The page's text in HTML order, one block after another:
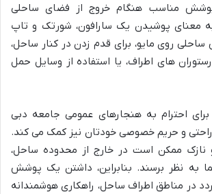
مناسب هنگام خروج از فضای ساحلی
معنای پوشیدن یک سارافون، شورتک و تاپ
ساحلی روی مایو، برای قدم زدن در کنار ساحل،
های اطراف، یا استفاده از وسایل حمل
برای احترام به هنجارهای عمومی جامعه دبی
و حریم خصوصی خودتان نیز کمک می کند.
ممکن است در خارج از محدوده ساحل،
به نظر برسند. بنابراین، داشتن یک پوشش
در مناطق اطراف ساحل، راهکاری هوشمندانه